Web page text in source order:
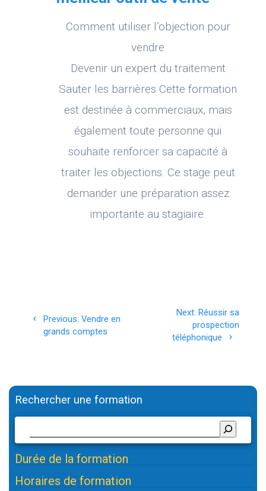
Comment utiliser l’objection pour
vendre
Devenir un expert du traitement
Sauter les barrières Cette formation
est destinée à commerciaux, mais
également toute personne qui
souhaite renforcer sa capacité à
traiter les objections. Ce stage peut
demander une préparation assez
importante au stagiaire.
Previous: Previous
post:
Vendre en
grands comptes
Next: Next
post:
Réussir sa
prospection
téléphonique
Rechercher une formation
Durée de la formation
Horaires de formation